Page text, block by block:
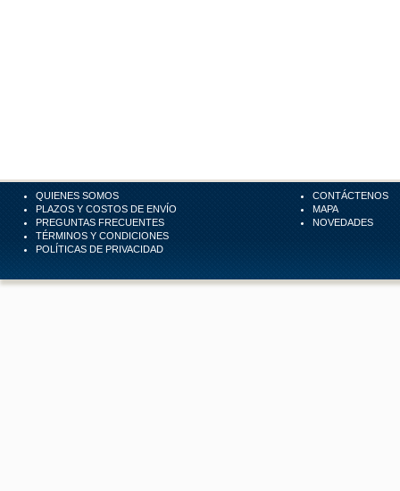
QUIENES SOMOS
PLAZOS Y COSTOS DE ENVÍO
PREGUNTAS FRECUENTES
TÉRMINOS Y CONDICIONES
POLÍTICAS DE PRIVACIDAD
CONTÁCTENOS
MAPA
NOVEDADES